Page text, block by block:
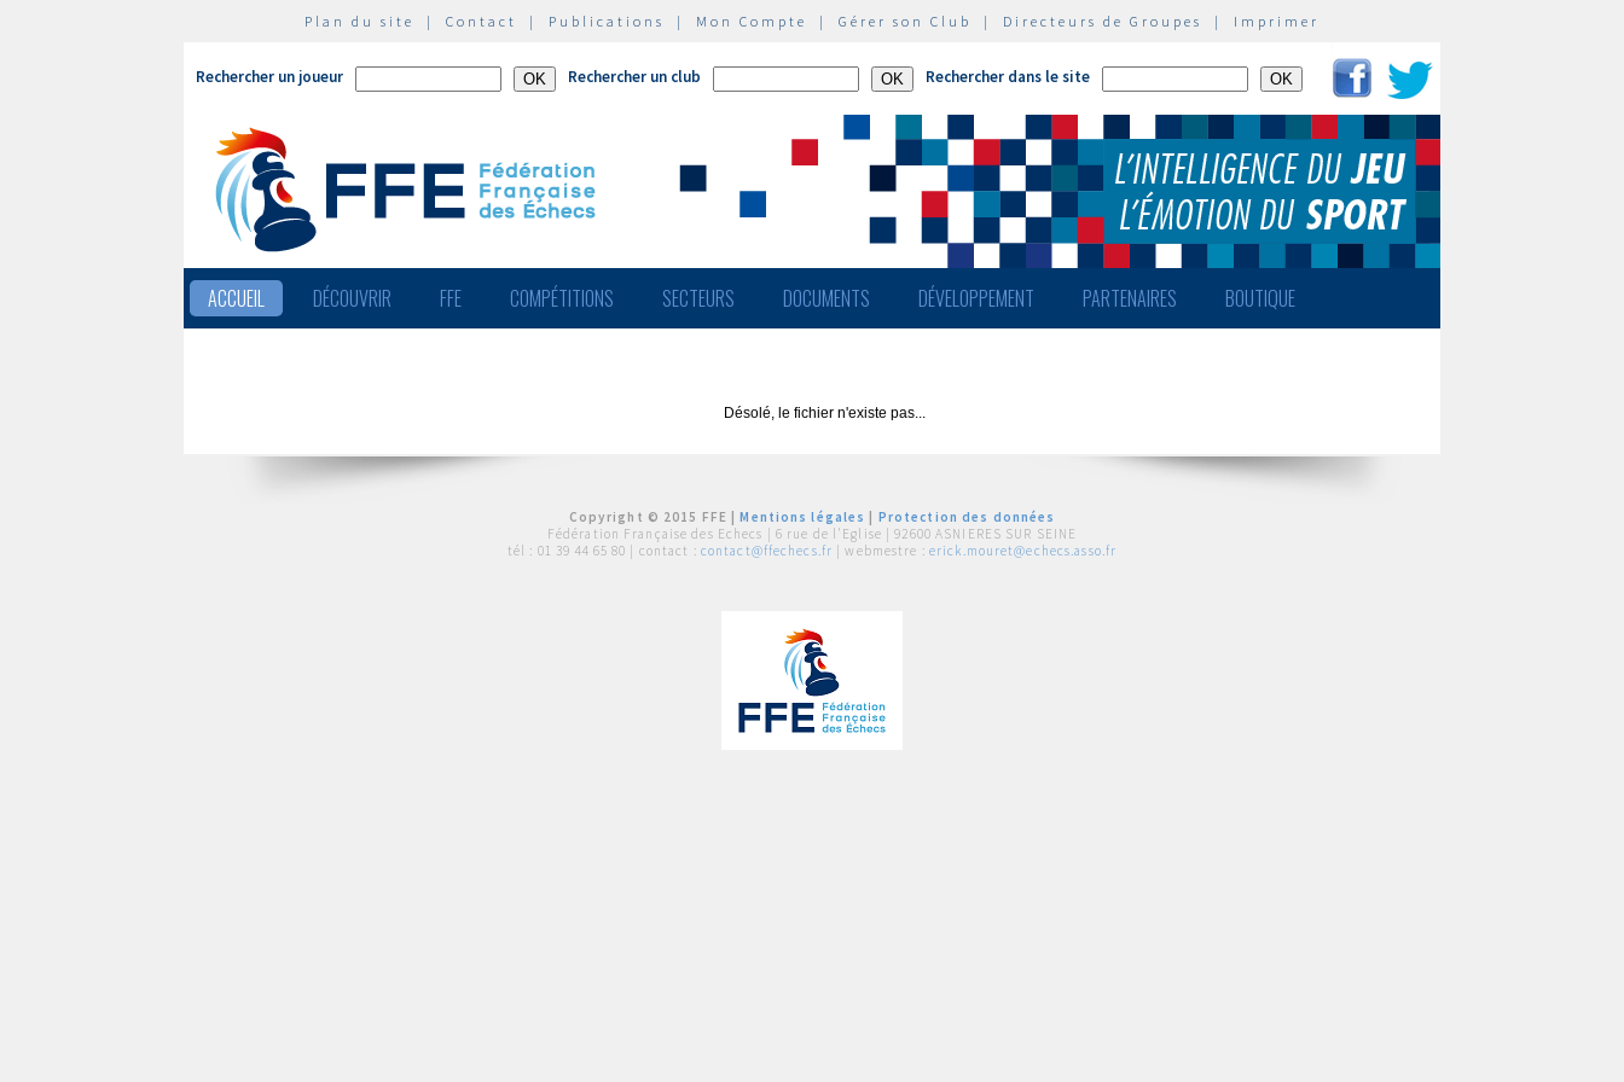
Plan du site | Contact | Publications | Mon Compte | Gérer son Club | Directeurs de Groupes | Imprimer
Rechercher un joueur Rechercher un club Rechercher dans le site
ACCUEIL DÉCOUVRIR FFE COMPÉTITIONS SECTEURS DOCUMENTS DÉVELOPPEMENT PARTENAIRES BOUTIQUE
Désolé, le fichier n'existe pas...
Copyright © 2015 FFE |Mentions légales
Protection des données
Fédération Française des Echecs | 6 rue de l'Eglise | 92600 ASNIERES SUR SEINE
tél : 01 39 44 65 80 | contact : contact@ffechecs.fr | webmestre : erick.mouret@echecs.asso.fr